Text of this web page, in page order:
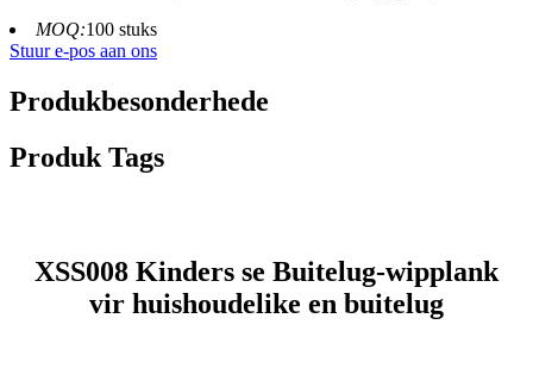
MOQ:100 stuks
Stuur e-pos aan ons
Produkbesonderhede
Produk Tags
XSS008 Kinders se Buitelug-wipplank
vir huishoudelike en buitelug